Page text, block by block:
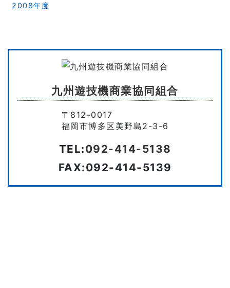
2008年度
九州遊技機商業協同組合
〒812-0017
福岡市博多区美野島2-3-6
TEL:092-414-5138
FAX:092-414-5139